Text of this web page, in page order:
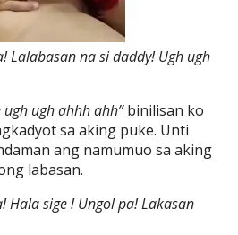
Lalabasan na si daddy! Ugh ugh
ugh ahhh ahh”binilisan ko
sa aking puke. Unti
ang namumuo sa aking
labasan.
Hala sige ! Ungol pa! Lakasan